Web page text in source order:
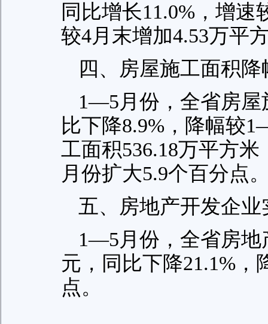
同比增长11.0%，增速
较4月末增加4.53万平
四、房屋施工面积降
1—5月份，全省房屋
比下降8.9%，降幅较
工面积536.18万平方
月份扩大5.9个百分点
五、房地产开发企
1—5月份，全省房地
元，同比下降21.1%
点。